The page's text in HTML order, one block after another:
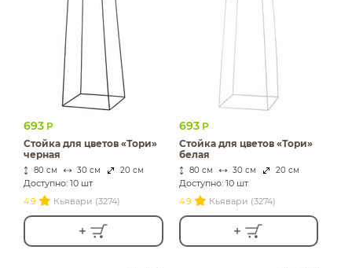
693 Р
Стойка для цветов «Тори»
черная
80 см 30 см 20 см
Доступно: 10 шт
4.9
Кьявари (3274)
693 Р
Стойка для цветов «Тори»
белая
80 см 30 см 20 см
Доступно: 10 шт
4.9
Кьявари (3274)